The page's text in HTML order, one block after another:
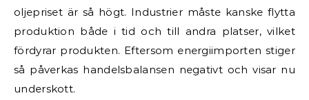
oljepriset är så högt. Industrier måste kanske flytta
produktion både i tid och till andra platser, vilket
fördyrar produkten. Eftersom energiimporten stiger
så påverkas handelsbalansen negativt och visar nu
underskott.